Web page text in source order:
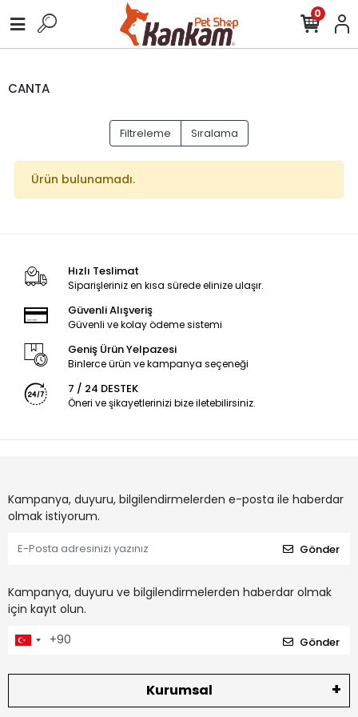
0
CANTA
Filtreleme Sıralama
Ürün bulunamadı.
Hızlı Teslimat
Siparişleriniz en kısa sürede elinize ulaşır.
Güvenli Alışveriş
Güvenli ve kolay ödeme sistemi
Geniş Ürün Yelpazesi
Binlerce ürün ve kampanya seçeneği
7 / 24 DESTEK
Öneri ve şikayetlerinizi bize iletebilirsiniz.
Kampanya, duyuru, bilgilendirmelerden e-posta ile haberdar
olmak istiyorum.
Gönder
Kampanya, duyuru ve bilgilendirmelerden haberdar olmak
için kayıt olun.
Gönder
Kurumsal